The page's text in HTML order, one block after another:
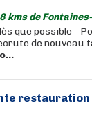
kms de
que possible -
de nouveau
restauration